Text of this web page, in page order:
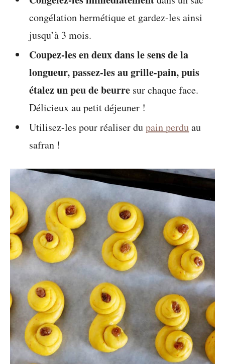
congélation hermétique et gardez-les ainsi
jusqu’à 3 mois.
Coupez-les en deux dans le sens de la
longueur, passez-les au grille-pain, puis
étalez un peu de beurre sur chaque face.
Délicieux au petit déjeuner !
Utilisez-les pour réaliser dupain perduau
safran !